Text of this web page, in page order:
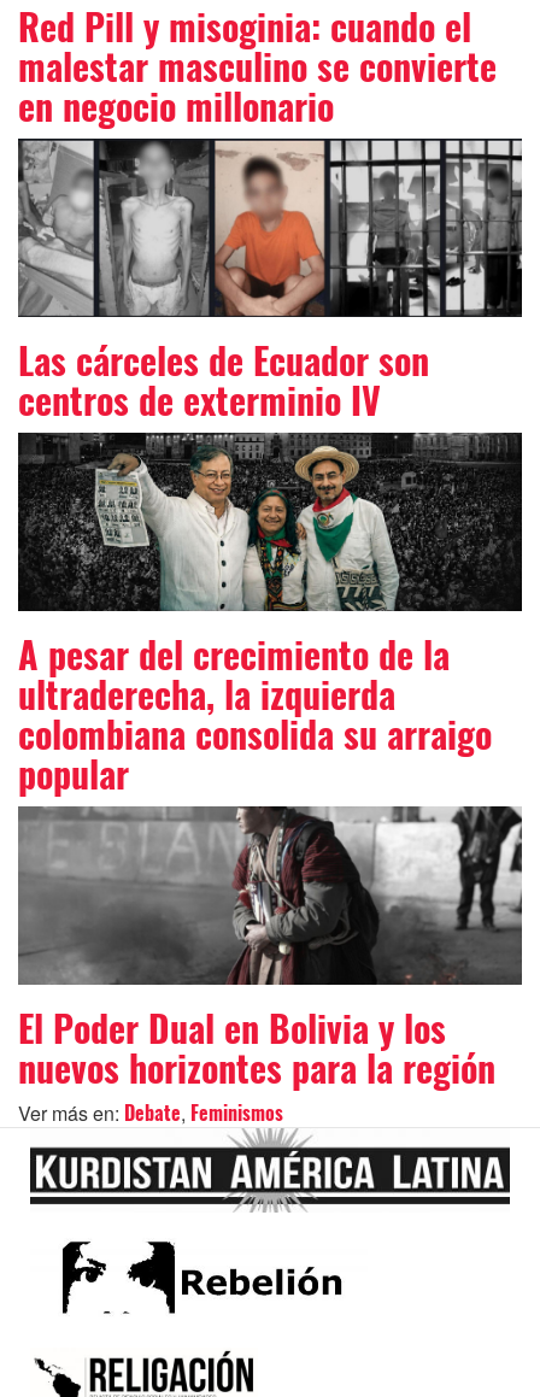
Red Pill y misoginia: cuando el
malestar masculino se convierte
en negocio millonario
Las cárceles de Ecuador son
centros de exterminio IV
A pesar del crecimiento de la
ultraderecha, la izquierda
colombiana consolida su arraigo
popular
El Poder Dual en Bolivia y los
nuevos horizontes para la región
Ver más en: Debate, Feminismos